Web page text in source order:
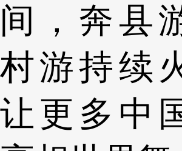
间，奔县
村游持续
让更多中